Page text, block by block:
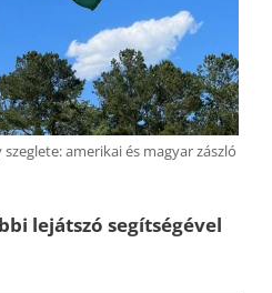
amerikai és magyar zászló
lejátszó segítségével